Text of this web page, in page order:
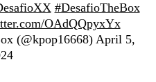
#DesafioTheBox
OAdQQpyxYx
(@kpop16668) April 5,